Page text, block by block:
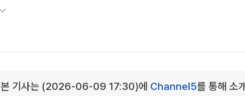
본 기사는 (2026-06-09 17:30)에 Channel5를 통해 소